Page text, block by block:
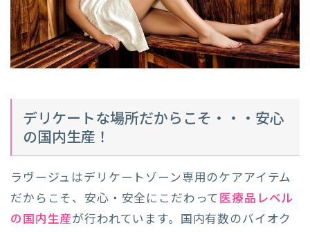
デリケートな場所だからこそ・・・安心
の国内生産！
ラヴージュはデリケートゾーン専用のケアアイテム
だからこそ、安心・安全にこだわって医療品レベル
の国内生産が行われています。国内有数のバイオク